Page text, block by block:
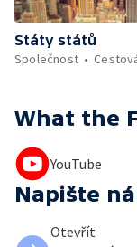
Státy států
Společnost
What the
YouTube
Napište
Otevřít